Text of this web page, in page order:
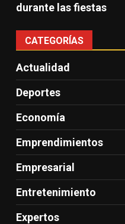
durante las fiestas
CATEGORÍAS
Actualidad
Deportes
Economía
Emprendimientos
Empresarial
Entretenimiento
Expertos